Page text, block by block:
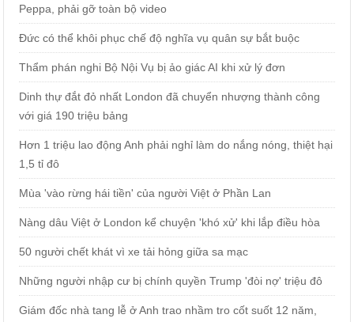
Peppa, phải gỡ toàn bộ video
Đức có thể khôi phục chế độ nghĩa vụ quân sự bắt buộc
Thẩm phán nghi Bộ Nội Vụ bị ảo giác AI khi xử lý đơn
Dinh thự đắt đỏ nhất London đã chuyển nhượng thành công
với giá 190 triệu bảng
Hơn 1 triệu lao động Anh phải nghỉ làm do nắng nóng, thiệt hại
1,5 tỉ đô
Mùa 'vào rừng hái tiền' của người Việt ở Phần Lan
Nàng dâu Việt ở London kể chuyện 'khó xử' khi lắp điều hòa
50 người chết khát vì xe tải hỏng giữa sa mạc
Những người nhập cư bị chính quyền Trump 'đòi nợ' triệu đô
Giám đốc nhà tang lễ ở Anh trao nhầm tro cốt suốt 12 năm,